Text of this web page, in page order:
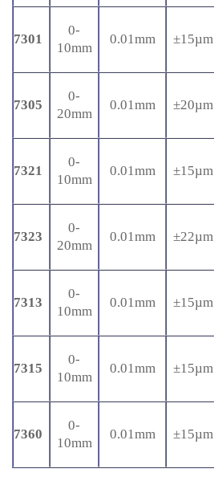
7301
0-
10mm
0.01mm ±15µm
7305
0-
20mm
0.01mm ±20µm
7321
0-
10mm
0.01mm ±15µm
7323
0-
20mm
0.01mm ±22µm
7313
0-
10mm
0.01mm ±15µm
7315
0-
10mm
0.01mm ±15µm
7360
0-
10mm
0.01mm ±15µm